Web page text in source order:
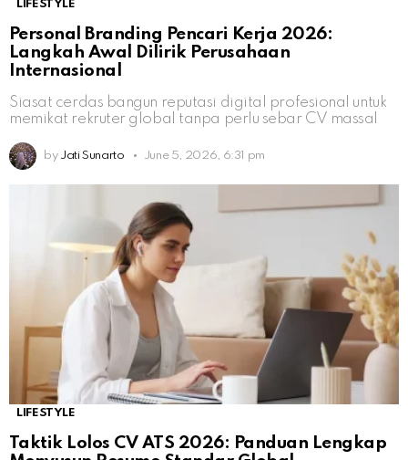
LIFESTYLE
Personal Branding Pencari Kerja 2026:
Langkah Awal Dilirik Perusahaan
Internasional
Siasat cerdas bangun reputasi digital profesional untuk
memikat rekruter global tanpa perlu sebar CV massal
by Jati Sunarto June 5, 2026, 6:31 pm
LIFESTYLE
Taktik Lolos CV ATS 2026: Panduan Lengkap